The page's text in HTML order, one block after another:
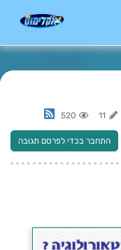
11
520
התחבר בכדי לפרסם תגובה